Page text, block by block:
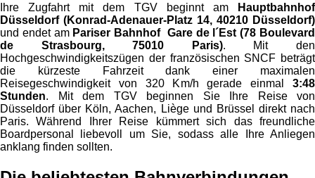
Ihre Zugfahrt mit dem TGV beginnt am
Hauptbahnhof
Düsseldorf (Konrad-Adenauer-Platz 14, 40210 Düsseldorf)
und endet am Pariser Bahnhof Gare de l´Est (78 Boulevard
de Strasbourg, 75010 Paris). Mit den
Hochgeschwindigkeitszügen der französischen SNCF beträgt
die kürzeste Fahrzeit dank einer maximalen
Reisegeschwindigkeit von 320 Km/h gerade einmal 3:48
Stunden. Mit dem TGV beginnen Sie Ihre Reise von
Düsseldorf über Köln, Aachen, Liège und Brüssel direkt nach
Paris. Während Ihrer Reise kümmert sich das freundliche
Boardpersonal liebevoll um Sie, sodass alle Ihre Anliegen
anklang finden sollten.